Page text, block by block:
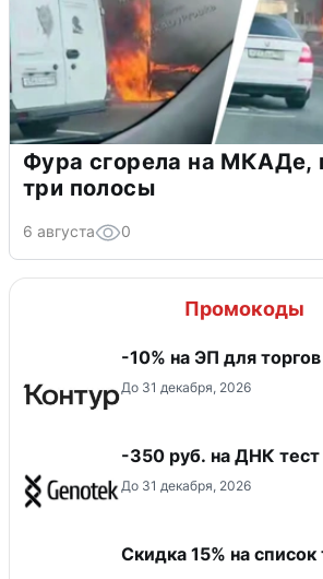
Фура сгорела на МКАДе,
три полосы
6 августа 0
Промокоды
-10% на ЭП для торгов
До 31 декабря, 2026
-350 руб. на ДНК
До 31 декабря, 2026
Скидка 15% на